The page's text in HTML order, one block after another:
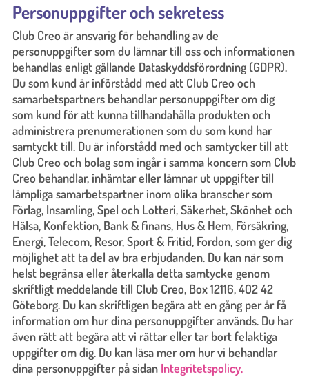
Personuppgifter och sekretess
Club Creo är ansvarig för behandling av de
personuppgifter som du lämnar till oss och informationen
behandlas enligt gällande Dataskyddsförordning (GDPR).
Du som kund är införstådd med att Club Creo och
samarbetspartners behandlar personuppgifter om dig
som kund för att kunna tillhandahålla produkten och
administrera prenumerationen som du som kund har
samtyckt till. Du är införstådd med och samtycker till att
Club Creo och bolag som ingår i samma koncern som Club
Creo behandlar, inhämtar eller lämnar ut uppgifter till
lämpliga samarbetspartner inom olika branscher som
Förlag, Insamling, Spel och Lotteri, Säkerhet, Skönhet och
Hälsa, Konfektion, Bank & finans, Hus & Hem, Försäkring,
Energi, Telecom, Resor, Sport & Fritid, Fordon, som ger dig
möjlighet att ta del av bra erbjudanden. Du kan när som
helst begränsa eller återkalla detta samtycke genom
skriftligt meddelande till Club Creo, Box 12116, 402 42
Göteborg. Du kan skriftligen begära att en gång per år få
information om hur dina personuppgifter används. Du har
även rätt att begära att vi rättar eller tar bort felaktiga
uppgifter om dig. Du kan läsa mer om hur vi behandlar
dina personuppgifter på sidan Integritetspolicy.